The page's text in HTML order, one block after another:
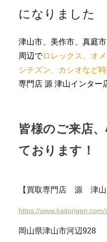
になりました
津山市、美作市、真庭
周辺でロレックス、オ
シチズン、カシオなど
専門店 源 津山インター
皆様のご来店
ております！
【買取専門店 源 津山
https://
岡山県津山市河辺928